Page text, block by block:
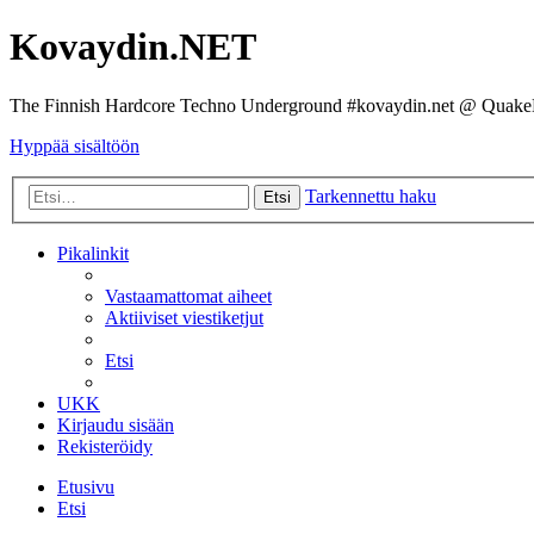
Kovaydin.NET
The Finnish Hardcore Techno Underground #kovaydin.net @
Hyppää sisältöön
Etsi Tarkennettu haku
Pikalinkit
Vastaamattomat aiheet
Aktiiviset viestiketjut
Etsi
UKK
Kirjaudu sisään
Rekisteröidy
Etusivu
Etsi